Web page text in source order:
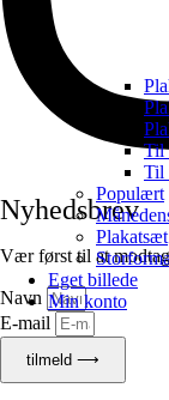
Til
Til
Populært
Plakatsæt
Eget billede
Min konto
Nyhedsbrev
Vær først til at
Navn
E-mail
tilmeld ⟶